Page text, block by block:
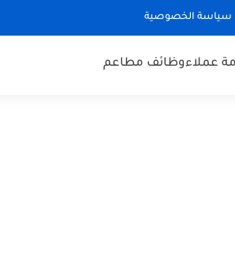
سياسة الخصوصية
عملاءوظائف مطاعم